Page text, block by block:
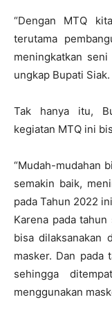
“Dengan MTQ
terutama
meningkatkan seni
ungkap Bupati Siak.
Tak hanya itu,
kegiatan MTQ ini
“Mudah-mudahan
semakin baik,
pada Tahun 2022
Karena pada
bisa dilaksanakan
masker. Dan pada
sehingga
menggunakan